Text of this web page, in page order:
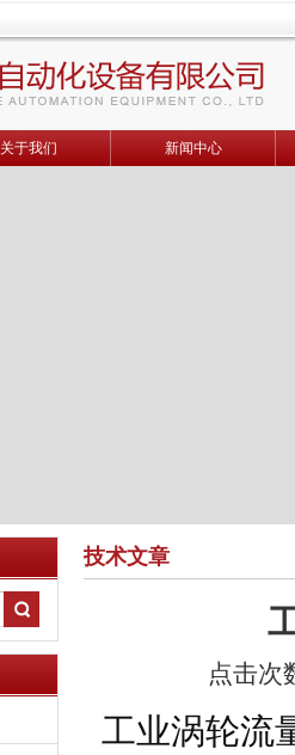
关于我们 新闻中心
技术文章
点击次
工业涡轮流